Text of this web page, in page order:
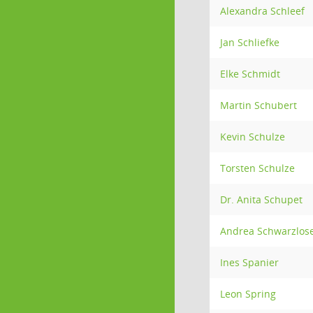
Alexandra Schleef
Jan Schliefke
Elke Schmidt
Martin Schubert
Kevin Schulze
Torsten Schulze
Dr. Anita Schupet
Andrea
Ines Spanier
Leon Spring